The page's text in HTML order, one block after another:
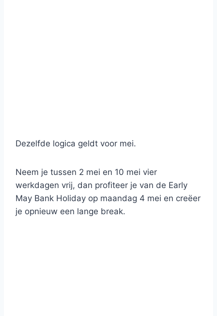
Dezelfde logica geldt voor mei.
Neem je tussen 2 mei en 10 mei vier
werkdagen vrij, dan profiteer je van de Early
May Bank Holiday op maandag 4 mei en creëer
je opnieuw een lange break.